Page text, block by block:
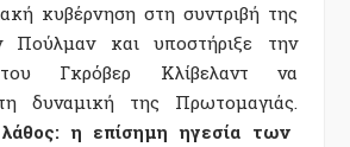
κυβέρνηση στη συντριβή της
Πούλμαν και υποστήριξε την
Γκρόβερ Κλίβελαντ να
δυναμική της Πρωτομαγιάς.
η επίσημη ηγεσία των